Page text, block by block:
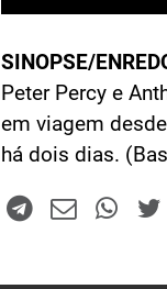
SINOPSE/
Peter Percy e
em viagem
há dois dias.